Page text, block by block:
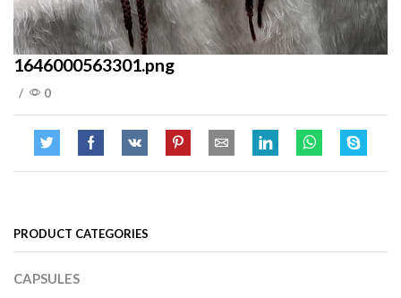
1646000563301.png
/ 0
PRODUCT CATEGORIES
CAPSULES